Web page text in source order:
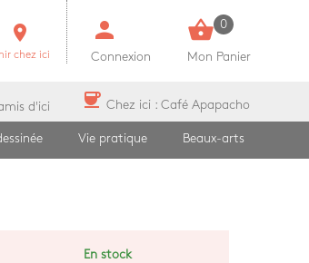
room
chez ici
person
Connexion
shopping_basket 0
Mon Panier
amis d'ici coffee Chez ici : Café Apapacho
Vie pratique Beaux-arts
En stock